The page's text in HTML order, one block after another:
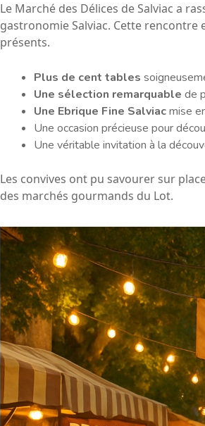
Le Marché des Délices de Salviac a
gastronomie Salviac. Cette
présents.
Plus de cent tables
Une sélection remarquable de
Une Ebrique Fine Salviacmise
Une occasion précieuse pour
Une véritable invitation à la
Les convives ont pu savourer sur
des marchés gourmands du Lot.